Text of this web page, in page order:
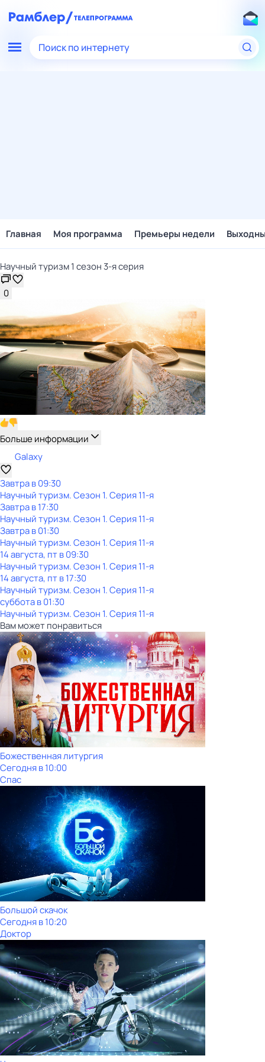
Поиск по интернету
Главная Моя программа Премьеры недели
Научный туризм 1 сезон 3-я серия
0
Больше информации
Galaxy
Завтра в 09:30
Научный туризм. Сезон 1. Серия 11-я
Завтра в 17:30
Научный туризм. Сезон 1. Серия 11-я
Завтра в 01:30
Научный туризм. Сезон 1. Серия 11-я
14 августа, пт в 09:30
Научный туризм. Сезон 1. Серия 11-я
14 августа, пт в 17:30
Научный туризм. Сезон 1. Серия 11-я
субботав01:30
Научный туризм. Сезон 1. Серия 11-я
Вам может понравиться
Божественная литургия
Сегодня в 10:00
Спас
Большой скачок
Сегодня в 10:20
Доктор